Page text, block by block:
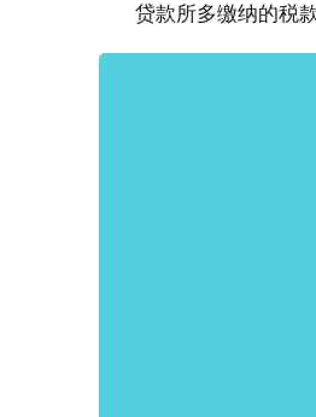
贷款所多缴纳的税